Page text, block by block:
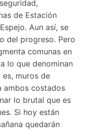
de Estación
Aun así, se
del progreso. Pero
comunas en
lo que denominan
muros de
ambos costados
lo brutal que es
Si hoy están
quedarán